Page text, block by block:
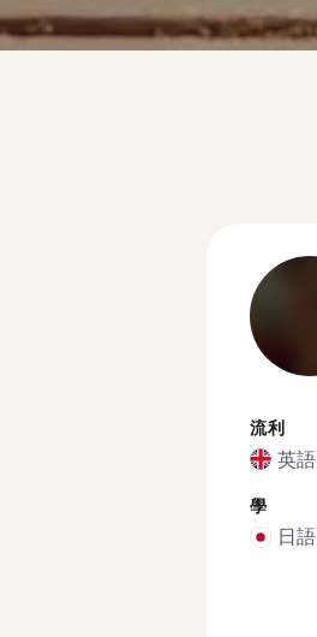
流利
英語
學
日語